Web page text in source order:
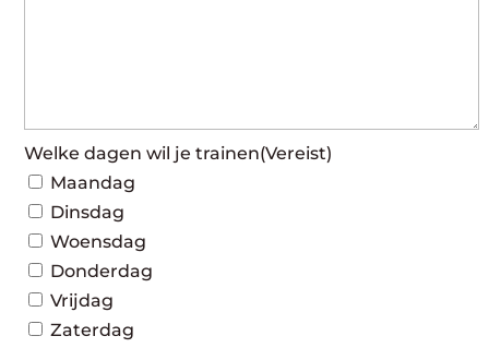
Welke dagen wil je trainen(Vereist)
Maandag
Dinsdag
Woensdag
Donderdag
Vrijdag
Zaterdag